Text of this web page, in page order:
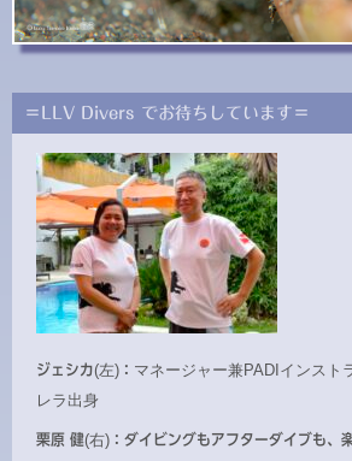
＝LLV Divers でお待ちしています＝
ジェシカ(左) ： マネージャー兼PADIインスト
レラ出身
栗原 健(右) ：ダイビングもアフターダイブも、